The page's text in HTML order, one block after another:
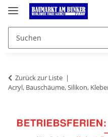
Zurück zur Liste
Acryl, Bauschäume, Silikon,